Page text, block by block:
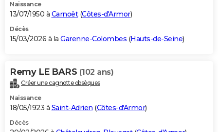
Naissance
13/07/1950 à Carnoët(Côtes-d'Armor)
Décès
15/03/2026 à la Garenne-Colombes (Hauts-de-Seine)
Remy LE BARS (102 ans)
Créer une cagnotte obsèques
Naissance
18/05/1923 à Saint-Adrien (Côtes-d'Armor)
Décès